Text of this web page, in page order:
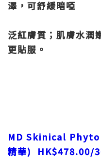
澤，可舒緩暗啞
泛紅膚質；肌膚水潤
更貼服。
MD Skinical
精華) HK$478.00/